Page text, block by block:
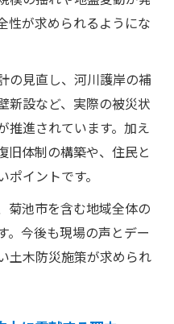
性が求められるようにな
の見直し、河川護岸の補
新設など、実際の被災状
推進されています。加え
旧体制の構築や、住民と
イントです。
菊池市を含む地域全体の
。今後も現場の声とデー
土木防災施策が求められ